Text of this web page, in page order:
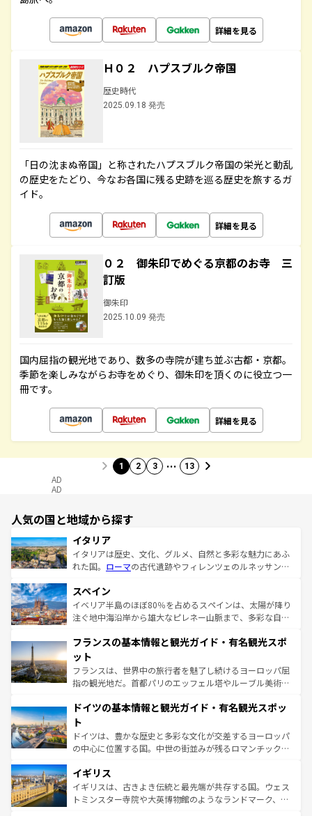
詳細を見る
Ｈ０２ ハプスブルク帝国
歴史時代
2025.09.18 発売
「日の沈まぬ帝国」と称されたハプスブルク帝国の栄光と動乱
の歴史をたどり、今なお各国に残る史跡を巡る歴史を旅するガ
イド。
詳細を見る
０２ 御朱印でめぐる京都のお寺 三
訂版
御朱印
2025.10.09 発売
国内屈指の観光地であり、数多の寺院が建ち並ぶ古都・京都。
季節を楽しみながらお寺をめぐり、御朱印を頂くのに役立つ一
冊です。
詳細を見る
1 2 3 … 13
AD
AD
人気の国と地域から探す
イタリア
イタリアは歴史、文化、グルメ、自然と多彩な魅力にあふ
れた国。 ローマの古代遺跡やフィレンツェのルネッサンス
ろん、トスカーナの美しい田園風景やアマルフィ海岸の絶
景など、自然景観も見逃せない。観光の合間には、本場の
ピザやパスタなど、絶品のイタリア料理を堪能することも
ませてくれるイタリアで、忘れられない旅をしてみよう！
なお、新着のイタリア情報は
しい。
スペイン
イベリア半島のほぼ80％を占めるスペインは、太陽が降り
注ぐ地中海沿岸から雄大なピレネー山脈まで、多彩な自然
文化が根付くこの国では、情熱的なフラメンコ、熱気あふ
れる闘牛、そして美味しいタパスが生活の一部となってい
る。首都マドリードの洗練された雰囲気や、バルセロナの
アートに溢れた街角から、地方では古代ローマ遺跡や中世
せる。地方によって風土や気候が異なるスペインはその個
ンテンツ一覧 を参照してほしい。
フランスの基本情報と観光ガイド・有名観光スポ
ット
フランスは、世界中の旅行者を魅了し続けるヨーロッパ屈
指の観光地だ。首都パリのエッフェル塔やルーブル美術館
で、幅広い魅力が詰まっている。華麗な宮殿、歴史的な大
聖堂、美しいビーチ、そして豊かな自然が、訪れる者を心
から魅了する。また、フランスは美食の国としても知ら
れ、フランス料理はユネスコ無形文化遺産にも登録されて
香り高いラベンダー畑など、多彩な楽しみ方が可能だ。さ
らに、パリ以外の地域にも魅力が溢れており、どの街角に
も豊かな歴史と文化が息づいている。パリ以外の個性あふ
ドイツの基本情報と観光ガイド・有名観光スポッ
ト
ドイツは、豊かな歴史と多彩な文化が交差するヨーロッパ
の中心に位置する国。中世の街並みが残るロマンチック街
顔を持つこの国は、どこを歩いても飽きることがない。ベ
ルリンの文化的活気、バイエルン州のアルプスの絶景、そ
してライン川沿いのワイン畑といった風景は必見。ビール
イギリス
イギリスは、古きよき伝統と最先端が共存する国。ウェス
トミンスター寺院や大英博物館のようなランドマーク、歴